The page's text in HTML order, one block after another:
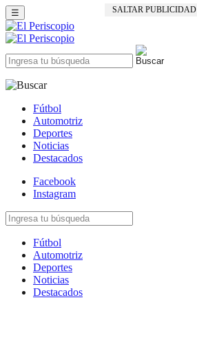
SALTAR PUBLICIDAD
☰
Fútbol
Automotriz
Deportes
Noticias
Destacados
Facebook
Instagram
Fútbol
Automotriz
Deportes
Noticias
Destacados